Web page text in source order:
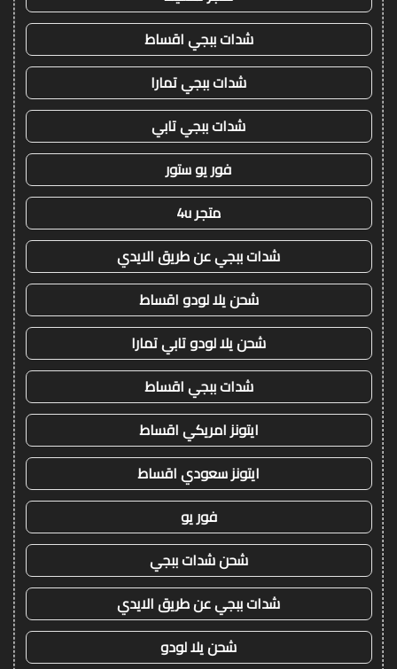
شدات ببجي اقساط
شدات ببجي تمارا
شدات ببجي تابي
فور يو ستور
متجر 4u
شدات ببجي عن طريق الايدي
شحن يلا لودو اقساط
شحن يلا لودو تابي تمارا
شدات ببجي اقساط
ايتونز امريكي اقساط
ايتونز سعودي اقساط
فور يو
شحن شدات ببجي
شدات ببجي عن طريق الايدي
شحن يلا لودو